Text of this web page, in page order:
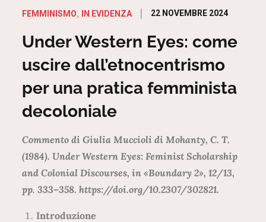
FEMMINISMO IN EVIDENZA
Posted
22 NOVEMBRE 2024
Under Western Eyes: come
uscire dall’etnocentrismo
per una pratica femminista
decoloniale
Commento di Giulia Muccioli di Mohanty, C. T.
(1984). Under Western Eyes: Feminist Scholarship
and Colonial Discourses, in «Boundary 2», 12/13,
pp. 333–358. https://doi.org/10.2307/302821.
Introduzione